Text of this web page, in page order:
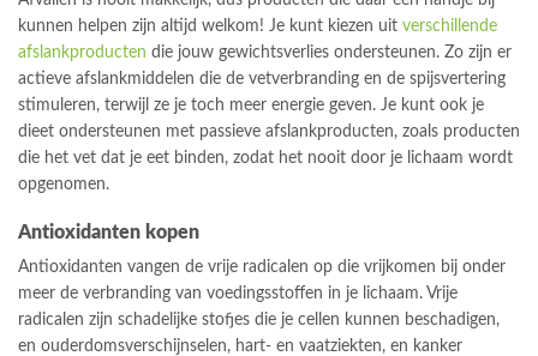
kunnen helpen zijn altijd welkom! Je kunt kiezen uit verschillende
afslankproducten die jouw gewichtsverlies ondersteunen. Zo zijn er
actieve afslankmiddelen die de vetverbranding en de spijsvertering
stimuleren, terwijl ze je toch meer energie geven. Je kunt ook je
dieet ondersteunen met passieve afslankproducten, zoals producten
die het vet dat je eet binden, zodat het nooit door je lichaam wordt
opgenomen.
Antioxidanten kopen
Antioxidanten vangen de vrije radicalen op die vrijkomen bij onder
meer de verbranding van voedingsstoffen in je lichaam. Vrije
radicalen zijn schadelijke stofjes die je cellen kunnen beschadigen,
en ouderdomsverschijnselen, hart- en vaatziekten, en kanker